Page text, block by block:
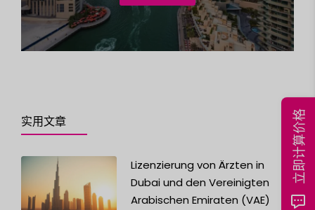
实用文章
Lizenzierung von Ärzten in
Dubai und den Vereinigten
Arabischen Emiraten (VAE)
立即计算价格